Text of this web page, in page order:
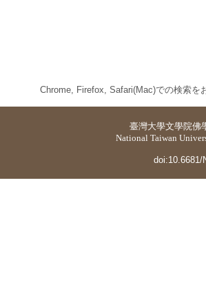
Chrome, Firefox, Safari(Mac)での検索を
臺灣大學文學院佛
National Taiwan
doi:10.6681/